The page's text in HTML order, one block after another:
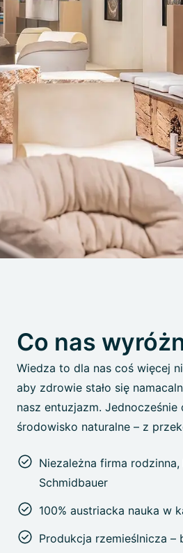
Co nas
Wiedza to dla nas coś więcej
aby zdrowie stało się
nasz entuzjazm.
środowisko naturalne – z
Niezależna firma
Schmidbauer
100% austriacka nauka w
Produkcja rzemieślnicza